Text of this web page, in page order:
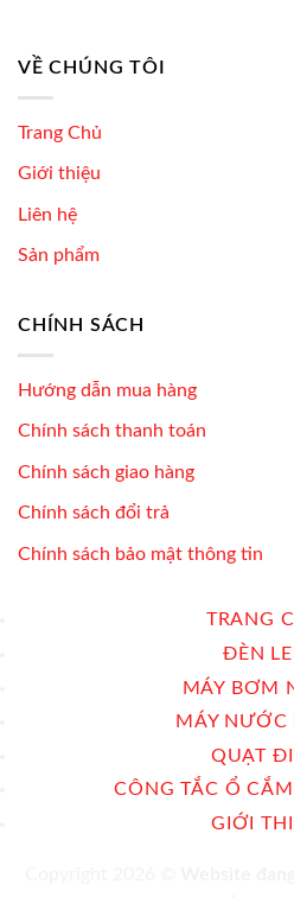
VỀ CHÚNG TÔI
Trang Chủ
Giới thiệu
Liên hệ
Sản phẩm
CHÍNH SÁCH
Hướng dẫn mua hàng
Chính sách thanh toán
Chính sách giao hàng
Chính sách đổi trả
Chính sách bảo mật thông tin
TRANG
ĐÈN
MÁY BƠM
MÁY NƯỚC
QUẠT
CÔNG TẮC Ổ
GIỚI